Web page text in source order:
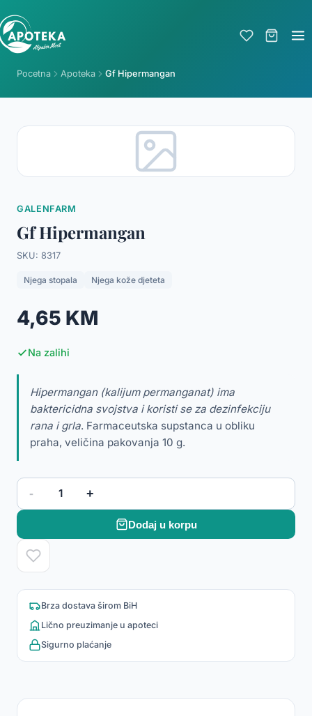
Pocetna Apoteka Gf Hipermangan
GALENFARM
Gf Hipermangan
SKU: 8317
Njega stopala Njega kože djeteta
4,65 KM
Na zalihi
Hipermangan (kalijum permanganat) ima
baktericidna svojstva i koristi se za dezinfekciju
rana i grla. Farmaceutska supstanca u obliku
praha, veličina pakovanja 10 g.
- 1 +
Dodaj u korpu
Brza dostava širom BiH
Lično preuzimanje u apoteci
Sigurno plaćanje